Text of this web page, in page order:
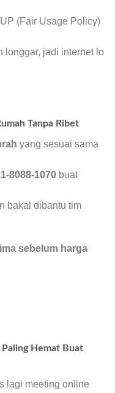
(Fair Usage Policy)
longgar, jadi internet lo
Tanpa Ribet
yang sesuai sama
8088-1070 buat
bakal dibantu tim
sebelum harga
Hemat Buat
lagi meeting online